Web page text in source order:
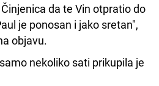
da te Vin otpratio do
je ponosan i jako sretan",
objavu.
nekoliko sati prikupila je